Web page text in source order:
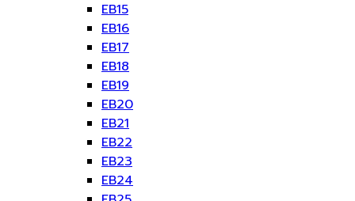
EB15
EB16
EB17
EB18
EB19
EB20
EB21
EB22
EB23
EB24